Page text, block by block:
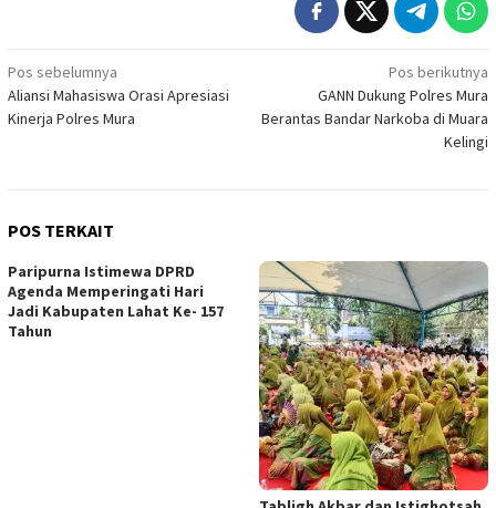
Navigasi
pos
Pos sebelumnya
Aliansi Mahasiswa Orasi Apresiasi
Kinerja Polres Mura
Pos berikutnya
GANN Dukung Polres Mura
Berantas Bandar Narkoba di Muara
Kelingi
POS TERKAIT
Paripurna Istimewa DPRD
Agenda Memperingati Hari
Jadi Kabupaten Lahat Ke- 157
Tahun